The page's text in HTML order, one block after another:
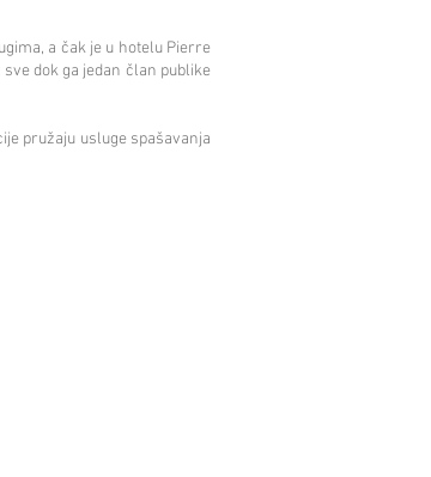
a čak je u hotelu Pierre
dok ga jedan član publike
pružaju usluge spašavanja